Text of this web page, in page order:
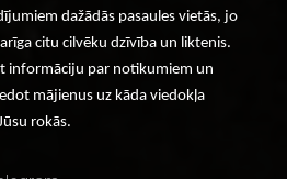
dažādās pasaules vietās, jo
citu cilvēku dzīvība un liktenis.
informāciju par notikumiem un
mājienus uz kāda viedokļa
rokās.